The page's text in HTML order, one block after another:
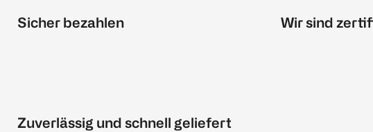
Sicher bezahlen
Zuverlässig und schnell geliefert
Wir sind